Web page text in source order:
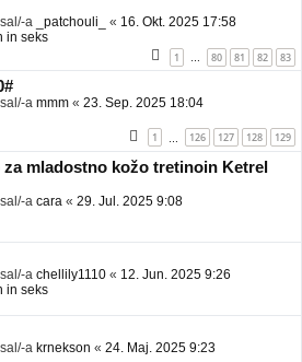
a _patchouli_ « 16. Okt. 2025 17:58
in seks
1 80 81 82 83
a mmm « 23. Sep. 2025 18:04
1 126 127 128 129
za mladostno kožo tretinoin Ketrel
a cara « 29. Jul. 2025 9:08
a chellily1110 « 12. Jun. 2025 9:26
in seks
a krnekson « 24. Maj. 2025 9:23